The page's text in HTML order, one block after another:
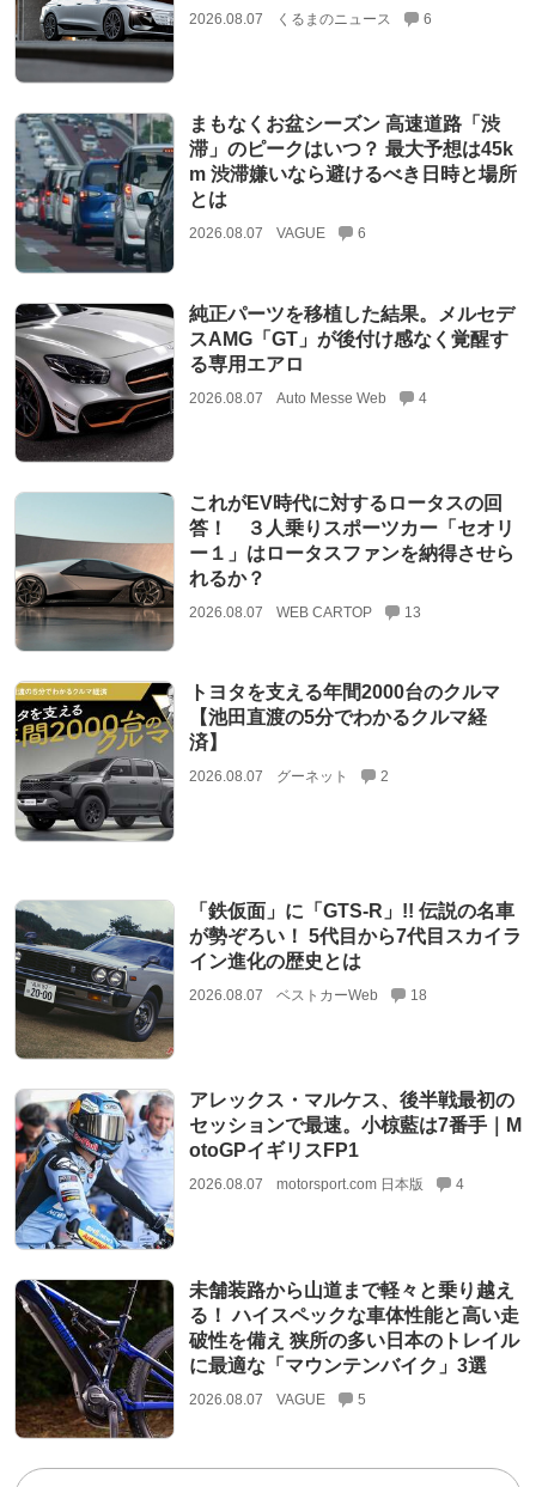
2026.08.07 くるまのニュース 6
まもなくお盆シーズン 高速道路「渋
滞」のピークはいつ？ 最大予想は45k
m 渋滞嫌いなら避けるべき日時と場所
とは
2026.08.07 VAGUE 6
純正パーツを移植した結果。メルセデ
スAMG「GT」が後付け感なく覚醒す
る専用エアロ
2026.08.07 Auto Messe Web 4
これがEV時代に対するロータスの回
答！ ３人乗りスポーツカー「セオリ
ー１」はロータスファンを納得させら
れるか？
2026.08.07 WEB CARTOP 13
トヨタを支える年間2000台のクルマ
【池田直渡の5分でわかるクルマ経
済】
2026.08.07 グーネット 2
「鉄仮面」に「GTS-R」!! 伝説の名車
が勢ぞろい！ 5代目から7代目スカイラ
イン進化の歴史とは
2026.08.07 ベストカーWeb 18
アレックス・マルケス、後半戦最初の
セッションで最速。小椋藍は7番手｜M
otoGPイギリスFP1
2026.08.07 motorsport.com 日本版 4
未舗装路から山道まで軽々と乗り越え
る！ ハイスペックな車体性能と高い走
破性を備え 狭所の多い日本のトレイル
に最適な「マウンテンバイク」3選
2026.08.07 VAGUE 5